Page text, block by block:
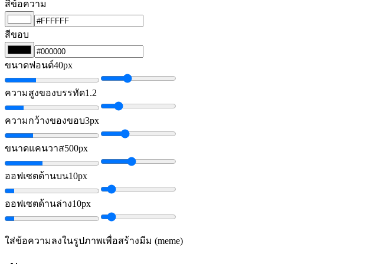
สีข้อความ
สีขอบ
ขนาดฟอนต์40px
ความสูงของบรรทัด1.2
ความกว้างของขอบ3px
ขนาดแคนวาส500px
ออฟเซตด้านบน10px
ออฟเซตด้านล่าง10px
ใส่ข้อความลงในรูปภาพเพื่อสร้างมีม (meme)